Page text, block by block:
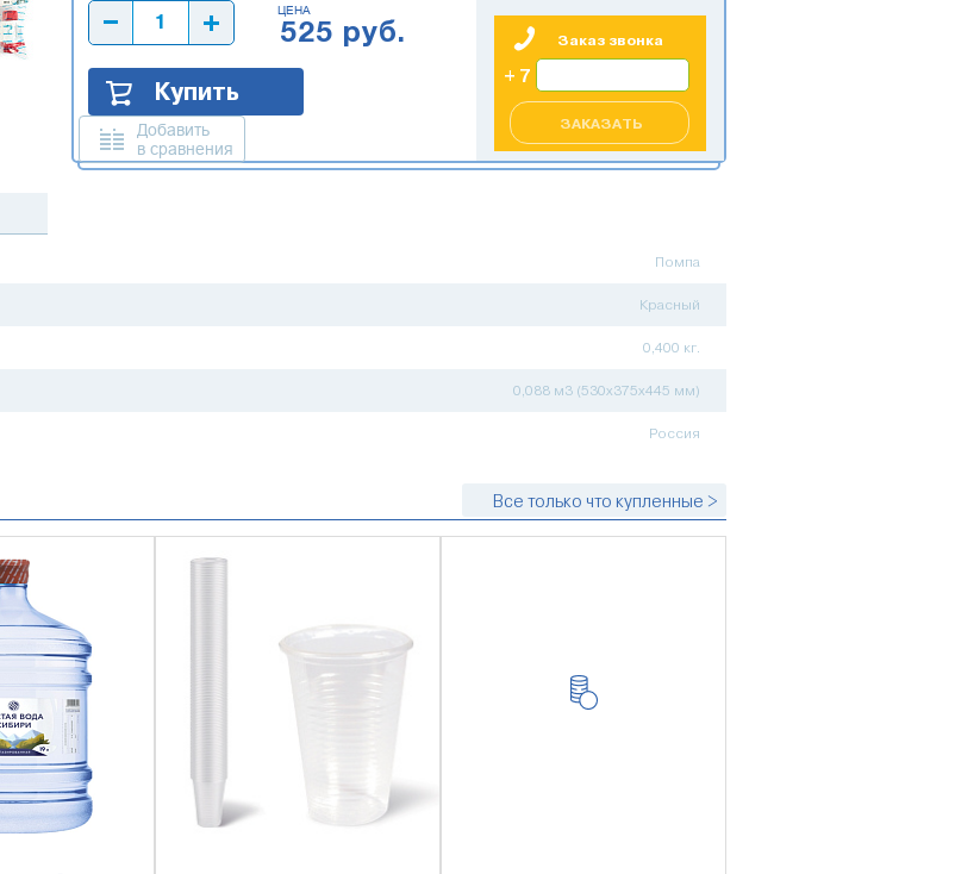
ЦЕНА
525 руб.
Купить
Добавить
в сравнения
Заказ звонка
ЗАКАЗАТЬ
Помпа
Красный
0,400 кг.
0,088 м3 (530х375х445 мм)
Россия
Все только что купленные >